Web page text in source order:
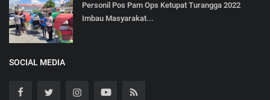
Personil Pos Pam Ops Ketupat Turangga 2022
Imbau Masyarakat...
SOCIAL MEDIA